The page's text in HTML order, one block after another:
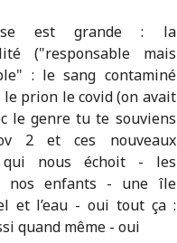
est grande : la
("responsable mais
: le sang contaminé
le prion le covid (on avait
le genre tu te souviens
2 et ces nouveaux
qui nous échoit - les
nos enfants - une île
et l’eau - oui tout ça :
quand même - oui